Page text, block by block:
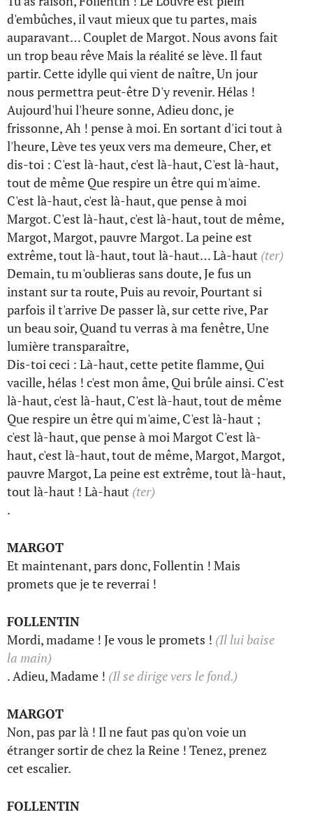
d'embûches, il vaut mieux que tu partes, mais
auparavant… Couplet de Margot. Nous avons fait
un trop beau rêve Mais la réalité se lève. Il faut
partir. Cette idylle qui vient de naître, Un jour
nous permettra peut-être D'y revenir. Hélas !
Aujourd'hui l'heure sonne, Adieu donc, je
frissonne, Ah ! pense à moi. En sortant d'ici tout à
l'heure, Lève tes yeux vers ma demeure, Cher, et
dis-toi : C'est là-haut, c'est là-haut, C'est là-haut,
tout de même Que respire un être qui m'aime.
C'est là-haut, c'est là-haut, que pense à moi
Margot. C'est là-haut, c'est là-haut, tout de même,
Margot, Margot, pauvre Margot. La peine est
extrême, tout là-haut, tout là-haut… Là-haut (ter)
Demain, tu m'oublieras sans doute, Je fus un
instant sur ta route, Puis au revoir, Pourtant si
parfois il t'arrive De passer là, sur cette rive, Par
un beau soir, Quand tu verras à ma fenêtre, Une
lumière transparaître,
Dis-toi ceci : Là-haut, cette petite flamme, Qui
vacille, hélas ! c'est mon âme, Qui brûle ainsi. C'est
là-haut, c'est là-haut, C'est là-haut, tout de même
Que respire un être qui m'aime, C'est là-haut ;
c'est là-haut, que pense à moi Margot C'est là-
haut, c'est là-haut, tout de même, Margot, Margot,
pauvre Margot, La peine est extrême, tout là-haut,
tout là-haut ! Là-haut (ter)
.
MARGOT
Et maintenant, pars donc, Follentin ! Mais
promets que je te reverrai !
FOLLENTIN
Mordi, madame ! Je vous le promets ! (Il lui baise
la main)
. Adieu, Madame ! (Il se dirige vers le fond.)
MARGOT
Non, pas par là ! Il ne faut pas qu'on voie un
étranger sortir de chez la Reine ! Tenez, prenez
cet escalier.
FOLLENTIN